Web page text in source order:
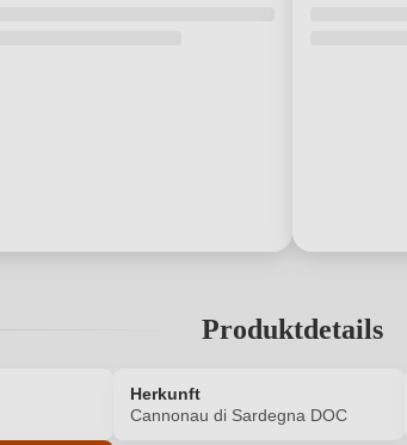
Produktdetails
Herkunft
Cannonau di Sardegna DOC